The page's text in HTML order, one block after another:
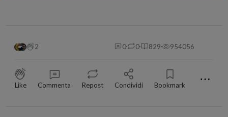
2 0 0 829 954056
Like Commenta Repost Condividi Bookmark ⋯